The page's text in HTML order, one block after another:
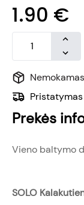
1.90 €
Prekės
Vieno baltymo
SOLO